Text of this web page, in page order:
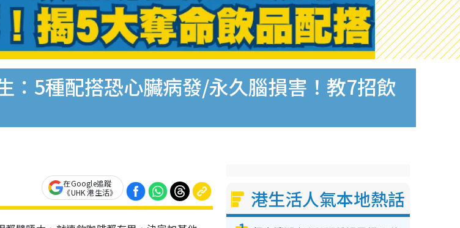
：5種配搭恐心臟病發/永久腦損害！教7招飲
在Google追蹤
《UHK 港生活》
港生活人氣本地熱話